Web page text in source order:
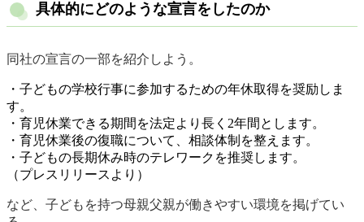
具体的にどのような宣言をしたのか
同社の宣言の一部を紹介しよう。
・子どもの学校行事に参加するための年休取得を奨励しま
す。
・育児休業できる期間を法定より長く2年間とします。
・育児休業後の復職について、相談体制を整えます。
・子どもの長期休み時のテレワークを推奨します。
（プレスリリースより）
など、子どもを持つ母親父親が働きやすい環境を掲げてい